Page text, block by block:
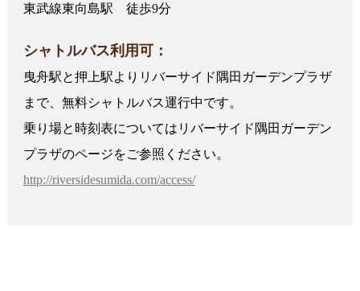
東武線東向島駅 徒歩9分
シャトルバス利用可：
曳舟駅と押上駅よりリバーサイド隅田ガーデンプラザ
まで、無料シャトルバス運行中です。
乗り場と時刻表についてはリバーサイド隅田ガーデン
プラザのページをご参照ください。
http://riversidesumida.com/access/